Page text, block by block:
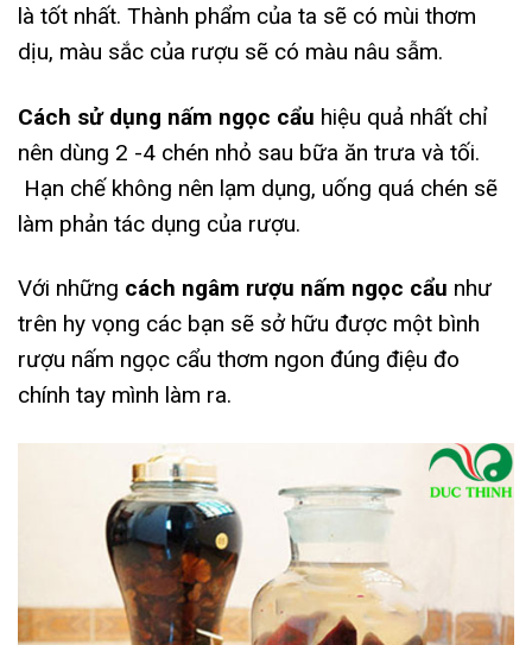
là tốt nhất. Thành phẩm của ta sẽ có mùi thơm
dịu, màu sắc của rượu sẽ có màu nâu sẫm.
Cách sử dụng nấm ngọc cẩu hiệu quả nhất chỉ
nên dùng 2 -4 chén nhỏ sau bữa ăn trưa và tối.
Hạn chế không nên lạm dụng, uống quá chén sẽ
làm phản tác dụng của rượu.
Với những cách ngâm rượu nấm ngọc cẩu như
trên hy vọng các bạn sẽ sở hữu được một bình
rượu nấm ngọc cẩu thơm ngon đúng điệu đo
chính tay mình làm ra.